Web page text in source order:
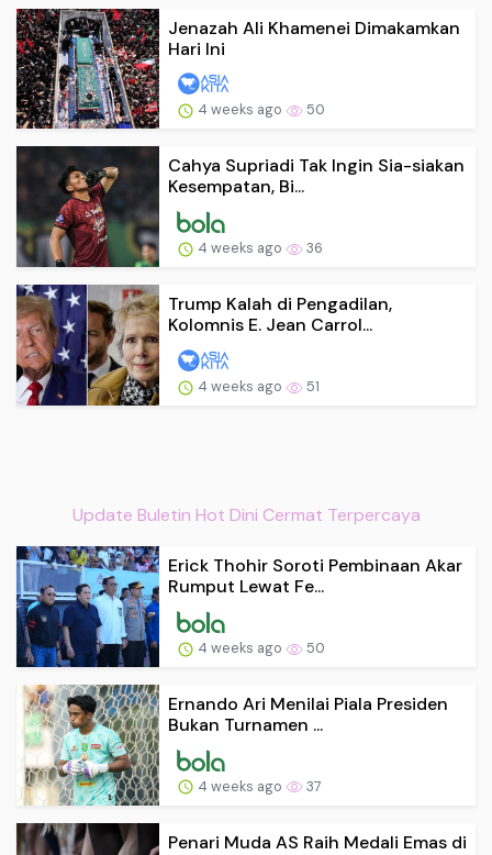
Jenazah Ali Khamenei Dimakamkan
Hari Ini
4 weeks ago 50
Cahya Supriadi Tak Ingin Sia-siakan
Kesempatan, Bi...
4 weeks ago 36
Trump Kalah di Pengadilan,
Kolomnis E. Jean Carrol...
4 weeks ago 51
Update Buletin Hot Dini Cermat Terpercaya
Erick Thohir Soroti Pembinaan Akar
Rumput Lewat Fe...
4 weeks ago 50
Ernando Ari Menilai Piala Presiden
Bukan Turnamen ...
4 weeks ago 37
Penari Muda AS Raih Medali Emas di